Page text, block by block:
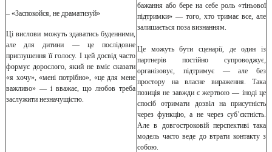
– «Заспокойся, не драматизуй»
Ці вислови можуть здаватись буденними,
але для дитини — це послідовне
приглушення її голосу. І цей досвід часто
формує дорослого, який не вміє сказати
«я хочу», «мені потрібно», «це для мене
важливо» — і вважає, що любов треба
заслужити незначущістю.
бажання або бере на себе роль «тіньової
підтримки» — того, хто тримає все, але
залишається поза визнанням.
Це можуть бути сценарії, де один із
партнерів постійно супроводжує,
організовує, підтримує — але без
простору на власне вираження. Така
позиція не завжди є жертвою — іноді це
спосіб отримати дозвіл на присутність
через функцію, а не через суб’єктність.
Але в довгостроковій перспективі така
модель часто веде до втрати контакту з
собою.